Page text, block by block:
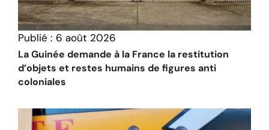
Publié : 6 août 2026
La Guinée demande à la France la restitution
d’objets et restes humains de figures anti
coloniales